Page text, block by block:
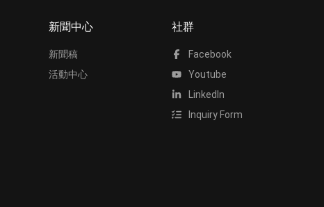
新聞中心
新聞稿
活動中心
社群
Facebook
Youtube
LinkedIn
Inquiry Form